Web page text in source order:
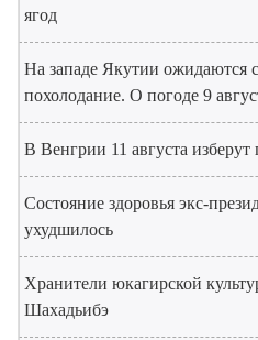
ягод
На западе Якутии ожидаются
похолодание. О погоде 9
В Венгрии 11 августа изберут
Состояние здоровья экс-
ухудшилось
Хранители юкагирской
Шахадьибэ